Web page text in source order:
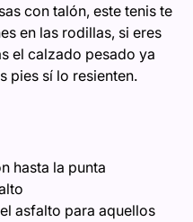
con talón, este tenis te
en las rodillas, si eres
el calzado pesado ya
pies sí lo resienten.
hasta la punta
asfalto para aquellos